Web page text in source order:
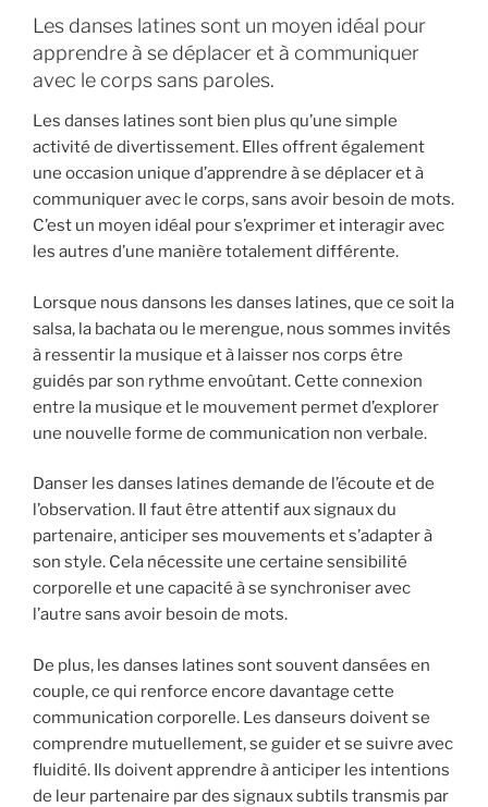
Les danses latines sont un moyen idéal pour
apprendre à se déplacer et à communiquer
avec le corps sans paroles.
Les danses latines sont bien plus qu’une simple
activité de divertissement. Elles offrent également
une occasion unique d’apprendre à se déplacer et à
communiquer avec le corps, sans avoir besoin de mots.
C’est un moyen idéal pour s’exprimer et interagir avec
les autres d’une manière totalement différente.
Lorsque nous dansons les danses latines, que ce soit la
salsa, la bachata ou le merengue, nous sommes invités
à ressentir la musique et à laisser nos corps être
guidés par son rythme envoûtant. Cette connexion
entre la musique et le mouvement permet d’explorer
une nouvelle forme de communication non verbale.
Danser les danses latines demande de l’écoute et de
l’observation. Il faut être attentif aux signaux du
partenaire, anticiper ses mouvements et s’adapter à
son style. Cela nécessite une certaine sensibilité
corporelle et une capacité à se synchroniser avec
l’autre sans avoir besoin de mots.
De plus, les danses latines sont souvent dansées en
couple, ce qui renforce encore davantage cette
communication corporelle. Les danseurs doivent se
comprendre mutuellement, se guider et se suivre avec
fluidité. Ils doivent apprendre à anticiper les intentions
de leur partenaire par des signaux subtils transmis par